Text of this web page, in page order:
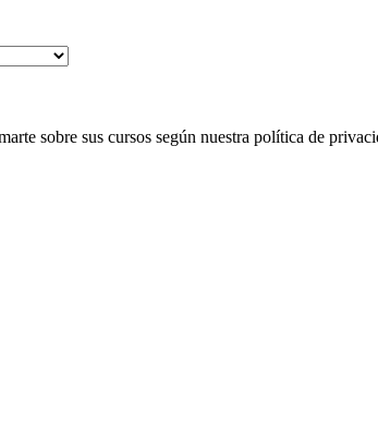
sobre sus cursos según nuestra política de